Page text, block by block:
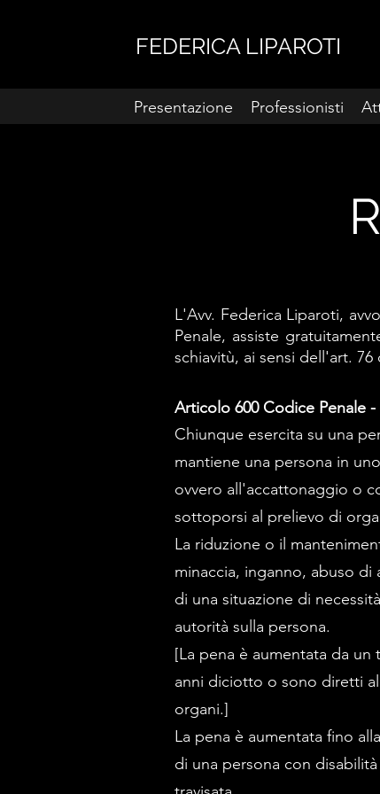
FEDERICA LIPAROTI
Presentazione Professionisti
L'Avv. Federica Liparoti,
Penale, assiste
schiavitù, ai sensi dell'art. 76
Articolo 600 Codice Penale
Chiunque esercita su una
mantiene una persona in
ovvero all'accattonaggio o
sottoporsi al prelievo di
La riduzione o il
minaccia, inganno, abuso
di una situazione di
autorità sulla persona.
[La pena è aumentata da
anni diciotto o sono diretti
organi.]
La pena è aumentata fino
di una persona con